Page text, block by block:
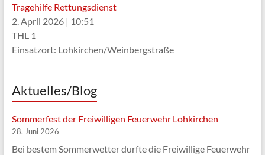
Tragehilfe Rettungsdienst
2. April 2026| 10:51
THL 1
Einsatzort: Lohkirchen/Weinbergstraße
Aktuelles/Blog
Sommerfest der Freiwilligen Feuerwehr Lohkirchen
28. Juni 2026
Bei bestem Sommerwetter durfte die Freiwillige Feuerwehr